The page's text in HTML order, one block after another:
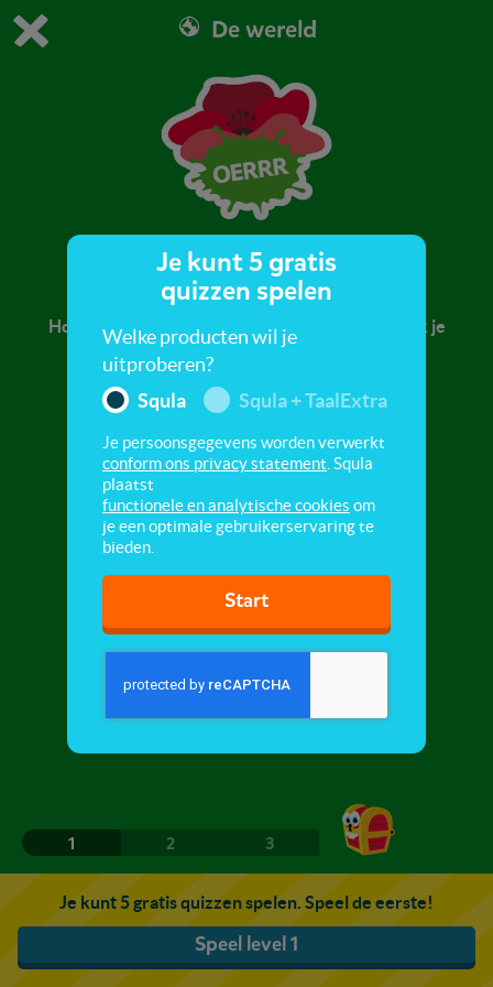
Dit is de gratis demo van Squla.
Bestel nu
0
De wereld
Wilde bloemen
Hou jij ook zo van de natuur? In deze quiz ontdek je
meer over bloemen en planten.
1 2 3
Je kunt 5 gratis quizzen spelen. Speel de eerste!
Speel level 1
Je kunt 5 gratis
quizzen spelen
Welke producten wil je
uitproberen?
Squla
Squla + TaalExtra
Je persoonsgegevens worden verwerkt
conform ons privacy statement . Squla
plaatst
functionele en analytische cookies om
je een optimale gebruikerservaring te
bieden.
Start